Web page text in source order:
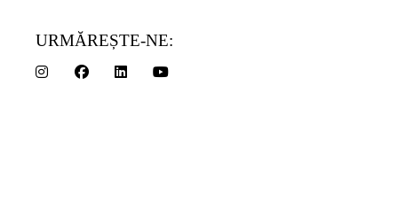
URMĂREȘTE-NE: